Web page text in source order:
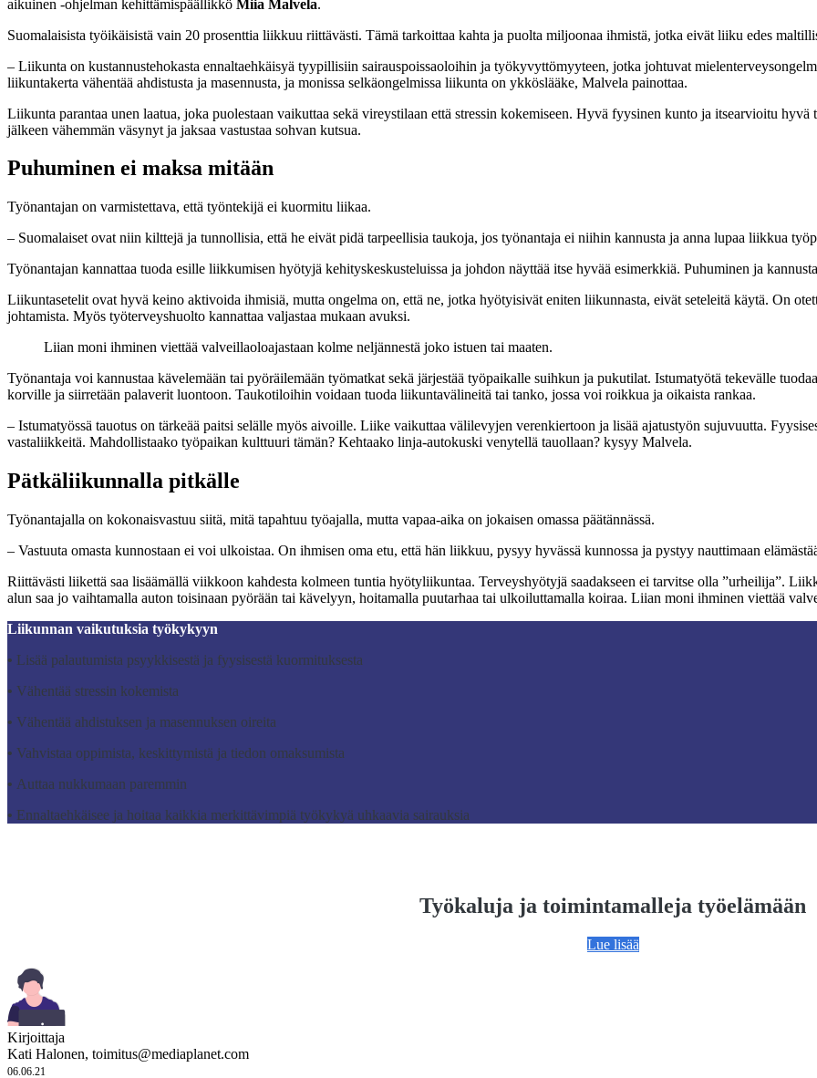
aikuinen -ohjelman kehittämispäällikkö Miia Malvela.
Suomalaisista työikäisistä vain 20 prosenttia liikkuu riittävästi. Tämä tarkoittaa kahta ja puolta miljoonaa ihmistä, jotka eivät liiku edes
– Liikunta on kustannustehokasta ennaltaehkäisyä tyypillisiin sairauspoissaoloihin ja työkyvyttömyyteen, jotka johtuvat
liikuntakerta vähentää ahdistusta ja masennusta, ja monissa selkäongelmissa liikunta on ykköslääke, Malvela painottaa.
Liikunta parantaa unen laatua, joka puolestaan vaikuttaa sekä vireystilaan että stressin kokemiseen. Hyvä fyysinen kunto ja itsearvioitu
jälkeen vähemmän väsynyt ja jaksaa vastustaa sohvan kutsua.
Puhuminen ei maksa mitään
Työnantajan on varmistettava, että työntekijä ei kuormitu liikaa.
– Suomalaiset ovat niin kilttejä ja tunnollisia, että he eivät pidä tarpeellisia taukoja, jos työnantaja ei niihin kannusta ja anna lupaa liikkua
Työnantajan kannattaa tuoda esille liikkumisen hyötyjä kehityskeskusteluissa ja johdon näyttää itse hyvää esimerkkiä. Puhuminen ja
Liikuntasetelit ovat hyvä keino aktivoida ihmisiä, mutta ongelma on, että ne, jotka hyötyisivät eniten liikunnasta, eivät seteleitä käytä. On
johtamista. Myös työterveyshuolto kannattaa valjastaa mukaan avuksi.
Liian moni ihminen viettää valveillaoloajastaan kolme neljännestä joko istuen tai maaten.
Työnantaja voi kannustaa kävelemään tai pyöräilemään työmatkat sekä järjestää työpaikalle suihkun ja pukutilat. Istumatyötä tekevälle
korville ja siirretään palaverit luontoon. Taukotiloihin voidaan tuoda liikuntavälineitä tai tanko, jossa voi roikkua ja oikaista rankaa.
– Istumatyössä tauotus on tärkeää paitsi selälle myös aivoille. Liike vaikuttaa välilevyjen verenkiertoon ja lisää ajatustyön sujuvuutta.
vastaliikkeitä. Mahdollistaako työpaikan kulttuuri tämän? Kehtaako linja-autokuski venytellä tauollaan? kysyy Malvela.
Pätkäliikunnalla pitkälle
Työnantajalla on kokonaisvastuu siitä, mitä tapahtuu työajalla, mutta vapaa-aika on jokaisen omassa päätännässä.
– Vastuuta omasta kunnostaan ei voi ulkoistaa. On ihmisen oma etu, että hän liikkuu, pysyy hyvässä kunnossa ja pystyy nauttimaan
Riittävästi liikettä saa lisäämällä viikkoon kahdesta kolmeen tuntia hyötyliikuntaa. Terveyshyötyjä saadakseen ei tarvitse olla ”urheilija”.
alun saa jo vaihtamalla auton toisinaan pyörään tai kävelyyn, hoitamalla puutarhaa tai ulkoiluttamalla koiraa. Liian moni ihminen viettää
Liikunnan vaikutuksia työkykyyn
• Lisää palautumista psyykkisestä ja fyysisestä kuormituksesta
• Vähentää stressin kokemista
• Vähentää ahdistuksen ja masennuksen oireita
• Vahvistaa oppimista, keskittymistä ja tiedon omaksumista
• Auttaa nukkumaan paremmin
• Ennaltaehkäisee ja hoitaa kaikkia merkittävimpiä työkykyä uhkaavia sairauksia
Työkaluja ja toimintamalleja työelämään
Lue lisää
Kirjoittaja
Kati Halonen, toimitus@mediaplanet.com
06.06.21